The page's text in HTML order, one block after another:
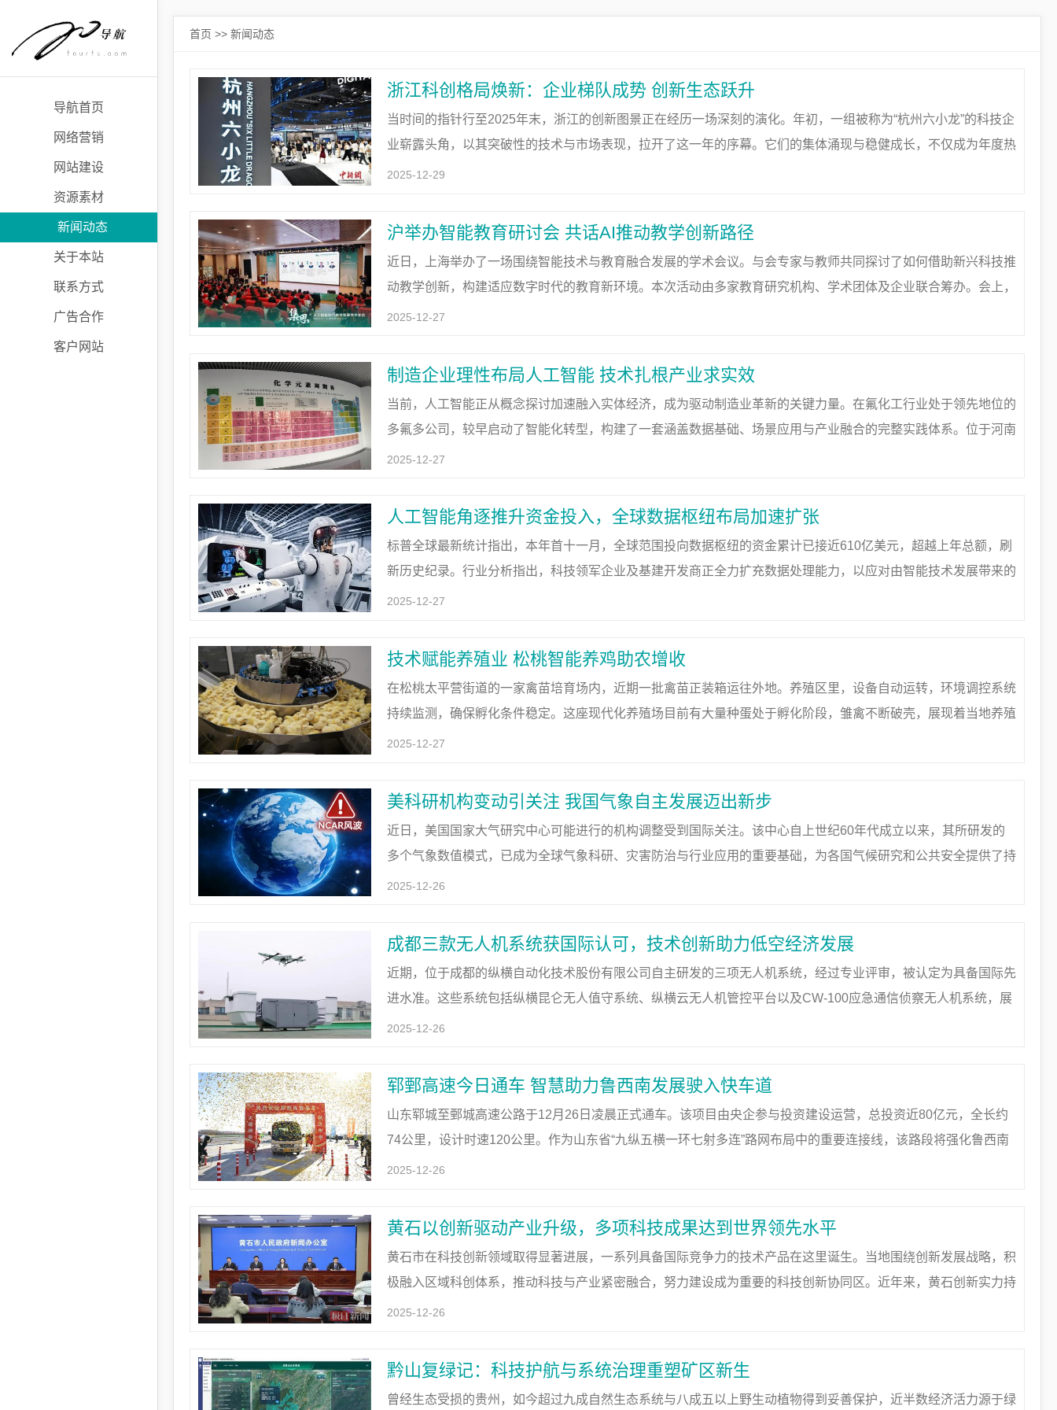
导航首页
网络营销
网站建设
资源素材
新闻动态
关于本站
联系方式
广告合作
客户网站
首页 >> 新闻动态
浙江科创格局焕新：企业梯队成势 创新生态跃升
当时间的指针行至2025年末，浙江的创新图景正在经历一场深刻的演化。年初，一组被称为“杭州六小龙”的科技企
业崭露头角，以其突破性的技术与市场表现，拉开了这一年的序幕。它们的集体涌现与稳健成长，不仅成为年度热
词，更标志着一个以高潜力科技企业为主角的发展新篇章已然开启。然而，故事并未止步于此。在虚拟现实、智
2025-12-29
沪举办智能教育研讨会 共话AI推动教学创新路径
近日，上海举办了一场围绕智能技术与教育融合发展的学术会议。与会专家与教师共同探讨了如何借助新兴科技推
动教学创新，构建适应数字时代的教育新环境。本次活动由多家教育研究机构、学术团体及企业联合筹办。会上，
上海市教育学会负责人指出，人工智能正在深刻改变传统教学形式，推动教育向个性化和均衡化的方向发展。来自
2025-12-27
制造企业理性布局人工智能 技术扎根产业求实效
当前，人工智能正从概念探讨加速融入实体经济，成为驱动制造业革新的关键力量。在氟化工行业处于领先地位的
多氟多公司，较早启动了智能化转型，构建了一套涵盖数据基础、场景应用与产业融合的完整实践体系。位于河南
的氟基新材料研发基地内，一面醒目的元素周期表勾勒出企业的技术布局——其产品深度关联了表上前段多个关键
2025-12-27
人工智能角逐推升资金投入，全球数据枢纽布局加速扩张
标普全球最新统计指出，本年首十一月，全球范围投向数据枢纽的资金累计已接近610亿美元，超越上年总额，刷
新历史纪录。行业分析指出，科技领军企业及基建开发商正全力扩充数据处理能力，以应对由智能技术发展带来的
庞大运算需求。一、“当前投入仅为开端”数据显示，数据枢纽建设正进入高速扩张阶段。今年前十一月达成的上百
2025-12-27
技术赋能养殖业 松桃智能养鸡助农增收
在松桃太平营街道的一家禽苗培育场内，近期一批禽苗正装箱运往外地。养殖区里，设备自动运转，环境调控系统
持续监测，确保孵化条件稳定。这座现代化养殖场目前有大量种蛋处于孵化阶段，雏禽不断破壳，展现着当地养殖
业的活力。自引入重点企业后，松桃蛋鸡养殖逐步走向科技化与规范管理。通过采用自动喂养、光照调节、环境监
2025-12-27
美科研机构变动引关注 我国气象自主发展迈出新步
近日，美国国家大气研究中心可能进行的机构调整受到国际关注。该中心自上世纪60年代成立以来，其所研发的
多个气象数值模式，已成为全球气象科研、灾害防治与行业应用的重要基础，为各国气候研究和公共安全提供了持
续支持。一、筑牢气象发展根基，自主可控成必由之路尽管该中心的具体调整方案尚不明确，但分析认为，这一变
2025-12-26
成都三款无人机系统获国际认可，技术创新助力低空经济发展
近期，位于成都的纵横自动化技术股份有限公司自主研发的三项无人机系统，经过专业评审，被认定为具备国际先
进水准。这些系统包括纵横昆仑无人值守系统、纵横云无人机管控平台以及CW-100应急通信侦察无人机系统，展
现了企业在工业无人机领域的技术实力。其中，纵横昆仑系统实现了无人机巡检、充电、部署与指挥的全流程自动
2025-12-26
郓鄄高速今日通车 智慧助力鲁西南发展驶入快车道
山东郓城至鄄城高速公路于12月26日凌晨正式通车。该项目由央企参与投资建设运营，总投资近80亿元，全长约
74公里，设计时速120公里。作为山东省“九纵五横一环七射多连”路网布局中的重要连接线，该路段将强化鲁西南
与河南及省内其他地区的交通联系，优化区域路网，改善通行条件，对推动地方经济社会发展具有重要作用。一、
2025-12-26
黄石以创新驱动产业升级，多项科技成果达到世界领先水平
黄石市在科技创新领域取得显著进展，一系列具备国际竞争力的技术产品在这里诞生。当地围绕创新发展战略，积
极融入区域科创体系，推动科技与产业紧密融合，努力建设成为重要的科技创新协同区。近年来，黄石创新实力持
续提升，已进入全国创新型城市行列，并连续在相关考核中获评优秀。在成果方面，黄石研制出世界口径最大的球
2025-12-26
黔山复绿记：科技护航与系统治理重塑矿区新生
曾经生态受损的贵州，如今超过九成自然生态系统与八成五以上野生动植物得到妥善保护，近半数经济活力源于绿